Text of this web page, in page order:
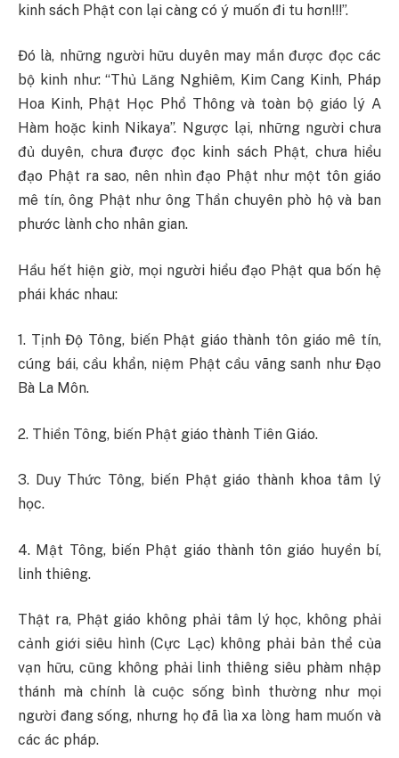
kinh sách Phật con lại càng có ý muốn đi tu hơn!!!”.
Đó là, những người hữu duyên may mắn được đọc các
bộ kinh như: “Thủ Lăng Nghiêm, Kim Cang Kinh, Pháp
Hoa Kinh, Phật Học Phổ Thông và toàn bộ giáo lý A
Hàm hoặc kinh Nikaya”. Ngược lại, những người chưa
đủ duyên, chưa được đọc kinh sách Phật, chưa hiểu
đạo Phật ra sao, nên nhìn đạo Phật như một tôn giáo
mê tín, ông Phật như ông Thần chuyên phò hộ và ban
phước lành cho nhân gian.
Hầu hết hiện giờ, mọi người hiểu đạo Phật qua bốn hệ
phái khác nhau:
1. Tịnh Độ Tông, biến Phật giáo thành tôn giáo mê tín,
cúng bái, cầu khẩn, niệm Phật cầu vãng sanh như Đạo
Bà La Môn.
2. Thiền Tông, biến Phật giáo thành Tiên Giáo.
3. Duy Thức Tông, biến Phật giáo thành khoa tâm lý
học.
4. Mật Tông, biến Phật giáo thành tôn giáo huyền bí,
linh thiêng.
Thật ra, Phật giáo không phải tâm lý học, không phải
cảnh giới siêu hình (Cực Lạc) không phải bản thể của
vạn hữu, cũng không phải linh thiêng siêu phàm nhập
thánh mà chính là cuộc sống bình thường như mọi
người đang sống, nhưng họ đã lìa xa lòng ham muốn và
các ác pháp.